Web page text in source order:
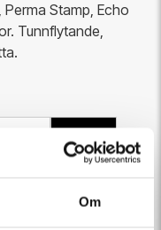
Om
, Perma Stamp, Echo
Tunnflytande,
Viol